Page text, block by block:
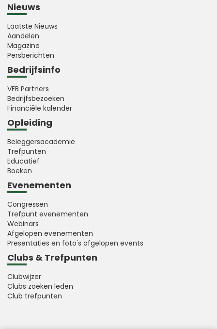
Nieuws
Laatste Nieuws
Aandelen
Magazine
Persberichten
Bedrijfsinfo
VFB Partners
Bedrijfsbezoeken
Financiële kalender
Opleiding
Beleggersacademie
Trefpunten
Educatief
Boeken
Evenementen
Congressen
Trefpunt evenementen
Webinars
Afgelopen evenementen
Presentaties en foto's afgelopen events
Clubs & Trefpunten
Clubwijzer
Clubs zoeken leden
Club trefpunten